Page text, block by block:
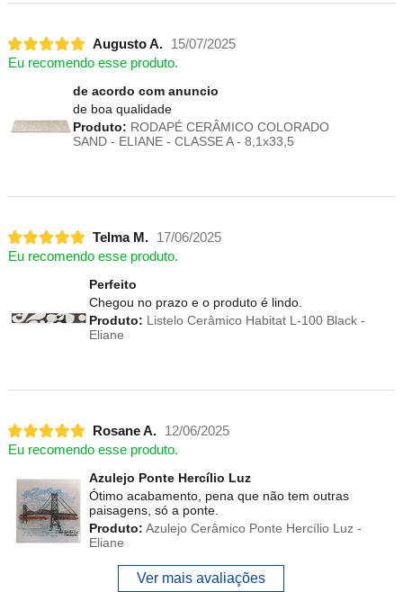
Augusto A.
15/07/2025
Eu recomendo esse produto.
de acordo com anuncio
de boa qualidade
Produto: RODAPÉ CERÂMICO COLORADO
SAND - ELIANE - CLASSE A - 8,1x33,5
Telma M.
17/06/2025
Eu recomendo esse produto.
Perfeito
Chegou no prazo e o produto é lindo.
Produto: Listelo Cerâmico Habitat L-100 Black -
Eliane
Rosane A.
12/06/2025
Eu recomendo esse produto.
Azulejo Ponte Hercílio Luz
Ótimo acabamento, pena que não tem outras
paisagens, só a ponte.
Produto: Azulejo Cerâmico Ponte Hercílio Luz -
Eliane
Ver mais avaliações